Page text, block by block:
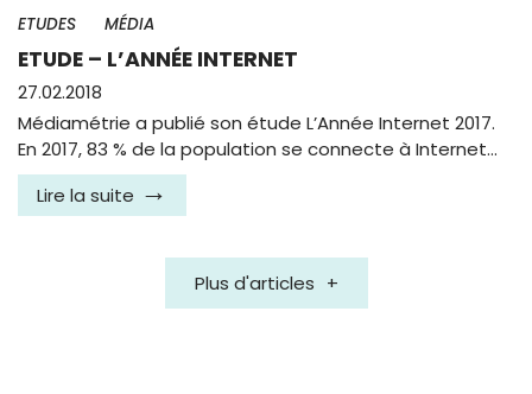
ETUDES MÉDIA
ETUDE – L’ANNÉE INTERNET
27.02.2018
Médiamétrie a publié son étude L’Année Internet 2017.
En 2017, 83 % de la population se connecte à Internet…
Lire la suite
Plus d'articles